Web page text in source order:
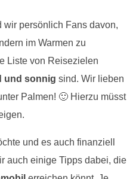
wir persönlich Fans davon,
im Warmen zu
Liste von Reisezielen
und sonnig sind. Wir lieben
Palmen! 🙂 Hierzu müsst
und es auch finanziell
auch einige Tipps dabei, die